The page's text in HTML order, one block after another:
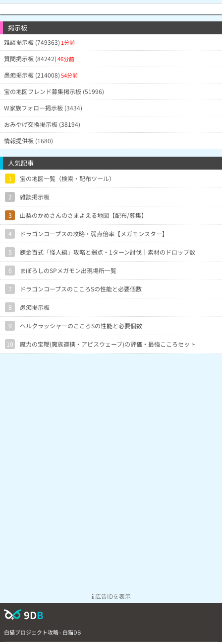
掲示板
雑談掲示板 (749363) 1分前
質問掲示板 (84242)46分前
愚痴掲示板 (214008)54分前
宝の地図フレンド募集掲示板 (51996)
W家族フォロー掲示板 (3434)
おみやげ交換掲示板 (38194)
情報提供板 (1680)
人気記事
1 宝の地図一覧（検索・配布ツール）
2 雑談掲示板
3 山梨のかめさんのさまよえる地図【配布/募集】
4 ドラゴンコープスの攻略・弱点倍率【メガモンスター】
5 錬金百式「怪人編」攻略と弱点・1ターン討伐｜素材のドロップ数
6 まぼろしのSPメガモン出現場所一覧
7 ドラゴンコープスのこころSの性能と必要個数
8 愚痴掲示板
9 ヘルクラッシャーのこころSの性能と必要個数
10 魔力の宝鞭(魔族連携・アビスウェーブ)の評価・最強こころセット
広告IDを表示
9DB
白猫プロジェクト攻略 - 白猫DB